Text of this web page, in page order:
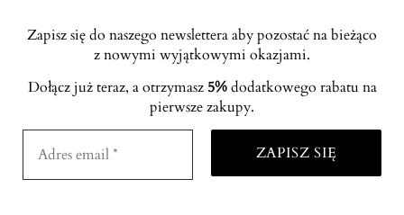
Zapisz się do naszego newslettera aby pozostać na bieżąco
z nowymi wyjątkowymi okazjami.
Dołącz już teraz, a otrzymasz 5%dodatkowego rabatu na
pierwsze zakupy.